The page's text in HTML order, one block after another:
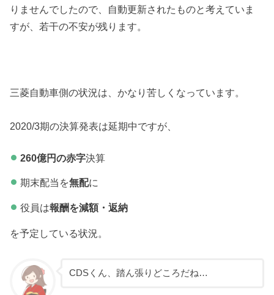
りませんでしたので、自動更新されたものと考えていま
すが、若干の不安が残ります。
三菱自動車側の状況は、かなり苦しくなっています。
2020/3期の決算発表は延期中ですが、
260億円の赤字決算
期末配当を無配に
役員は報酬を減額・返納
を予定している状況。
CDSくん、踏ん張りどころだね…